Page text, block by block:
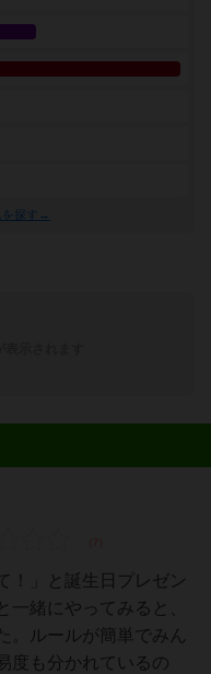
を探す→
！」と誕生日プレゼン
一緒にやってみると、
。ルールが簡単でみん
度も分かれているの